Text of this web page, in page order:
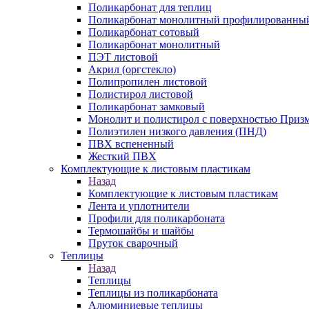
Поликарбонат для теплиц
Поликарбонат монолитный
Поликарбонат сотовый
Поликарбонат монолитный
ПЭТ листовой
Акрил (оргстекло)
Полипропилен листовой
Полистирол листовой
Поликарбонат замковый
Монолит и полистирол с поверхностью
Полиэтилен низкого давления (ПНД)
ПВХ вспененный
Жесткий ПВХ
Комплектующие к листовым пластикам
Назад
Комплектующие к листовым пластикам
Лента и уплотнители
Профили для поликарбоната
Термошайбы и шайбы
Пруток сварочный
Теплицы
Назад
Теплицы
Теплицы из поликарбоната
Алюминиевые теплицы